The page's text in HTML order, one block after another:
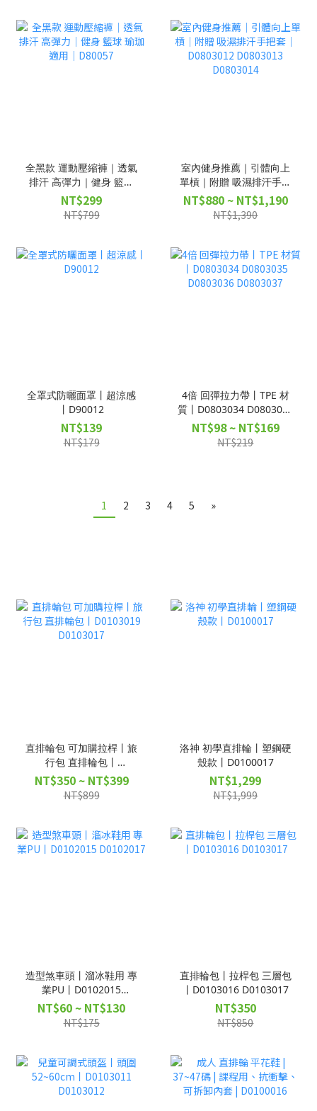
全黑款 運動壓縮褲｜透氣
排汗 高彈力｜健身 籃球
瑜珈適用｜D80057
NT$299
NT$799
室內健身推薦｜引體向上
單槓｜附贈 吸濕排汗手把
套｜D0803012 D0803013
D0803014
NT$880 ~ NT$1,190
NT$1,390
全罩式防曬面罩丨超涼感
丨D90012
NT$139
NT$179
4倍 回彈拉力帶丨TPE 材
質丨D0803034 D0803035
D0803036 D0803037
NT$98 ~ NT$169
NT$219
1 2 3 4 5 »
直排輪包 可加購拉桿丨旅
行包 直排輪包丨
D0103019 D0103017
NT$350 ~ NT$399
NT$899
洛神 初學直排輪丨塑鋼硬
殼款丨D0100017
NT$1,299
NT$1,999
造型煞車頭丨溜冰鞋用 專
業PU丨D0102015
D0102017
NT$60 ~ NT$130
NT$175
直排輪包丨拉桿包 三層包
丨D0103016 D0103017
NT$350
NT$850